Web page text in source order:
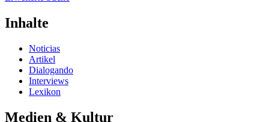
Inhalte
Noticias
Artikel
Dialogando
Interviews
Lexikon
Medien & Kultur